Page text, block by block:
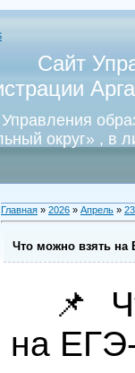
Сайт
округ» , в
Главная » 2026 » Апрель » 23
Что можно взять на
📌
на